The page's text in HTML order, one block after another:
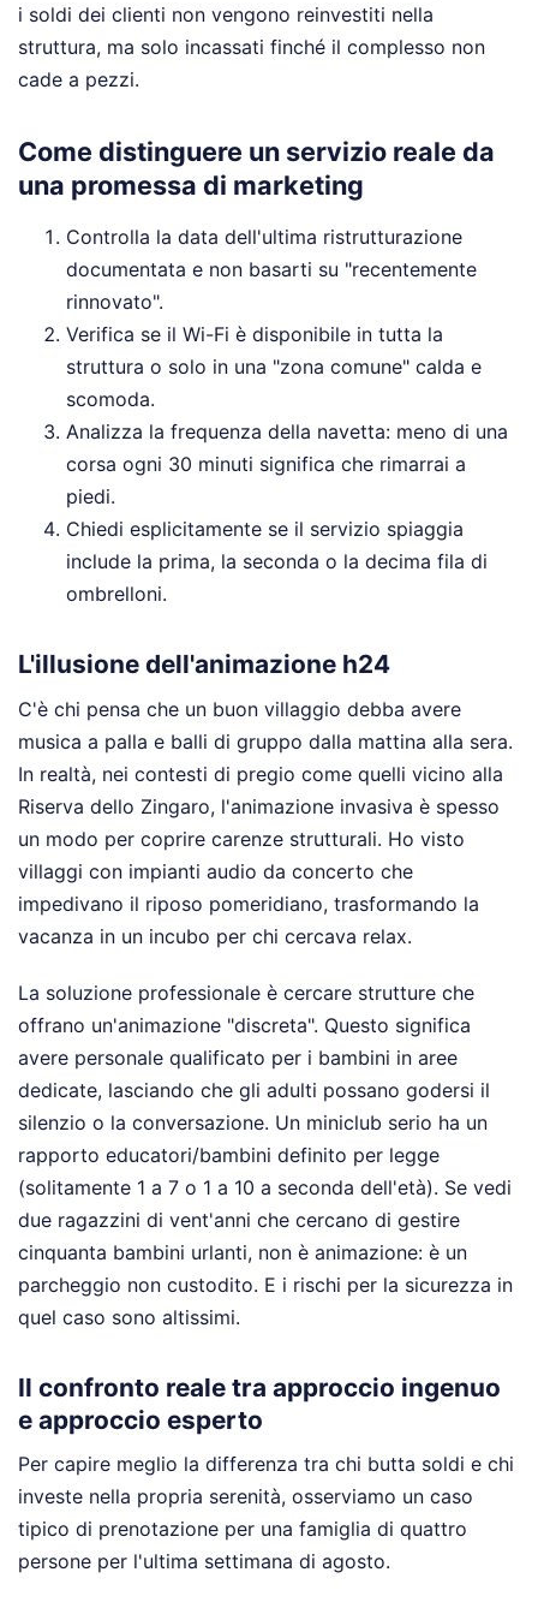
i soldi dei clienti non vengono reinvestiti nella
struttura, ma solo incassati finché il complesso non
cade a pezzi.
Come distinguere un servizio reale da
una promessa di marketing
Controlla la data dell'ultima ristrutturazione
documentata e non basarti su "recentemente
rinnovato".
Verifica se il Wi-Fi è disponibile in tutta la
struttura o solo in una "zona comune" calda e
scomoda.
Analizza la frequenza della navetta: meno di una
corsa ogni 30 minuti significa che rimarrai a
piedi.
Chiedi esplicitamente se il servizio spiaggia
include la prima, la seconda o la decima fila di
ombrelloni.
L'illusione dell'animazione h24
C'è chi pensa che un buon villaggio debba avere
musica a palla e balli di gruppo dalla mattina alla sera.
In realtà, nei contesti di pregio come quelli vicino alla
Riserva dello Zingaro, l'animazione invasiva è spesso
un modo per coprire carenze strutturali. Ho visto
villaggi con impianti audio da concerto che
impedivano il riposo pomeridiano, trasformando la
vacanza in un incubo per chi cercava relax.
La soluzione professionale è cercare strutture che
offrano un'animazione "discreta". Questo significa
avere personale qualificato per i bambini in aree
dedicate, lasciando che gli adulti possano godersi il
silenzio o la conversazione. Un miniclub serio ha un
rapporto educatori/bambini definito per legge
(solitamente 1 a 7 o 1 a 10 a seconda dell'età). Se vedi
due ragazzini di vent'anni che cercano di gestire
cinquanta bambini urlanti, non è animazione: è un
parcheggio non custodito. E i rischi per la sicurezza in
quel caso sono altissimi.
Il confronto reale tra approccio ingenuo
e approccio esperto
Per capire meglio la differenza tra chi butta soldi e chi
investe nella propria serenità, osserviamo un caso
tipico di prenotazione per una famiglia di quattro
persone per l'ultima settimana di agosto.